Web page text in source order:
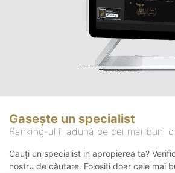
Gasește un specialist
Ranking-ul îi adună pe cei mai buni
Cauți un specialist in apropierea ta?
nostru de căutare. Folosiți doar cele mai